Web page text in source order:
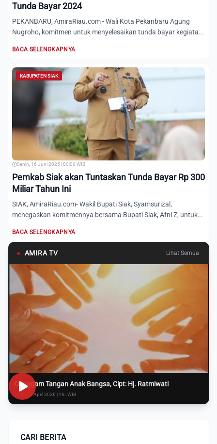
Tunda Bayar 2024
PEKANBARU, AmiraRiau.com - Wali Kota Pekanbaru Agung
Nugroho, komitmen untuk menyelesaikan tunda bayar kegiatan
BACA SELENGKAPNYA
KABUPATEN SIAK
Senin, 16 Juni 2025 | 00:00 WIB
Pemkab Siak akan Tuntaskan Tunda Bayar Rp 300
Miliar Tahun Ini
SIAK, AmiraRiau.com- Wakil Bupati Siak, Syamsurizal,
menegaskan komitmennya bersama Bupati Siak, Afni Z, untuk
BACA SELENGKAPNYA
● AMIRA TV Lihat Semua
Genggam Tangan Anak Bangsa, Cipt: Hj. Ratmiwati
Rabu, 8 April 2026 | 16:i WIB
CARI BERITA